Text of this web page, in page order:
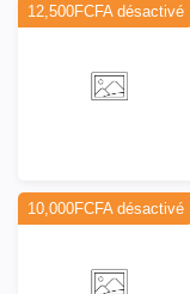
12,500FCFA désactivé
10,000FCFA désactivé